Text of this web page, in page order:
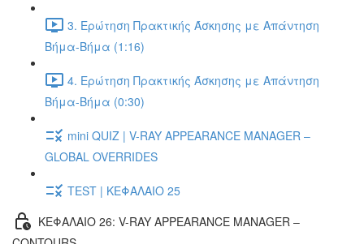
3. Ερώτηση Πρακτικής Άσκησης με Απάντηση
Βήμα-Βήμα (1:16)
4. Ερώτηση Πρακτικής Άσκησης με Απάντηση
Βήμα-Βήμα (0:30)
mini QUIZ | V-RAY APPEARANCE MANAGER –
GLOBAL OVERRIDES
TEST | ΚΕΦΑΛΑΙΟ 25
ΚΕΦΑΛΑΙΟ 26: V-RAY APPEARANCE MANAGER –